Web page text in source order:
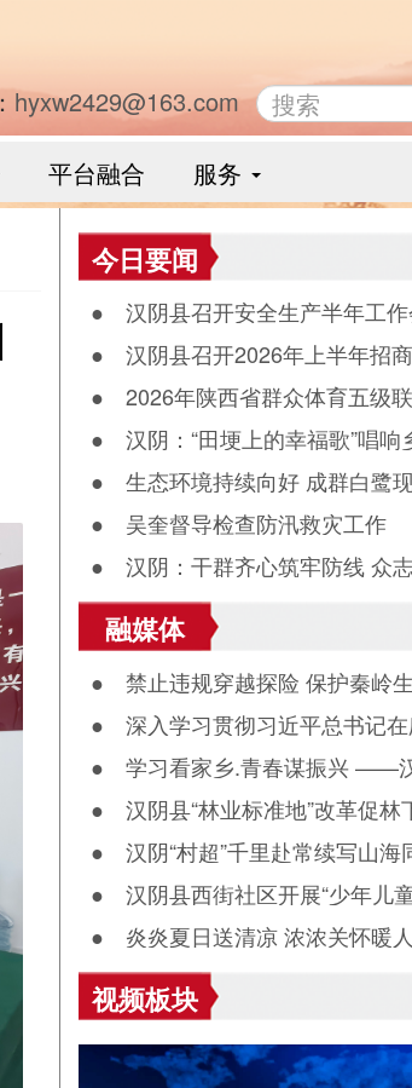
hyxw2429@163.com
平台融合 服务
今日要闻
● 汉阴县召开安全生产半年工作
食品药品安全委员会全体会议
● 汉阴县召开2026年上半年招
作晾晒会（党群、中省驻汉部门）
● 2026年陕西省群众体育五级
阴县第十二届“能量金徽·文峰杯”双
落幕
● 汉阴：“田埂上的幸福歌”唱响
兴“好声音”
● 生态环境持续向好 成群白鹭
月河觅食
● 吴奎督导检查防汛救灾工作
● 汉阴：干群齐心筑牢防线 众
护平安度汛
融媒体
● 禁止违规穿越探险 保护秦岭
● 深入学习贯彻习近平总书记在
共产党成立105周年大会上重要讲
评之八
● 学习看家乡.青春谋振兴 ——
关镇组织返乡大学生看家乡、献良
展活动
● 汉阴县“林业标准地”改革促林
● 汉阴“村超”千里赴常续写山海
● 汉阴县西街社区开展“少年儿
诵读启智伴成长”主题活动
● 炎炎夏日送清凉 浓浓关怀暖
视频板块